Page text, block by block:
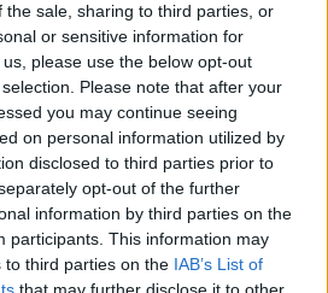
the sale, sharing to third parties, or
or sensitive information for
please use the below opt-out
Please note that after your
you may continue seeing
on personal information utilized by
disclosed to third parties prior to
opt-out of the further
information by third parties on the
participants. This information may
to third parties on the IAB’s List of
conquista Palau: grande
per il suo racconto
allarme sul centro accoglienza
“Episodi gravissimi”
clienti svuotano le suite: furto da
resort